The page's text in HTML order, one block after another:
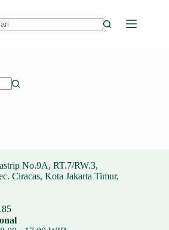
No.9A, RT.7/RW.3,
Ciracas, Kota Jakarta Timur,